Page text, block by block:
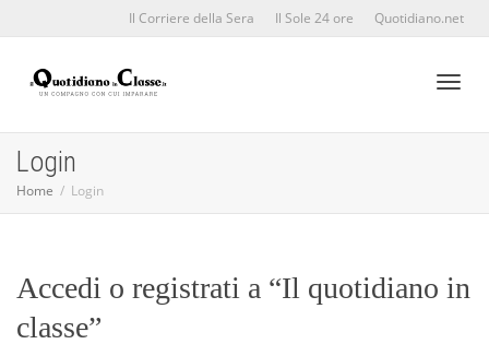
Il Corriere della Sera Il Sole 24 ore Quotidiano.net
Login
Home Login
Accedi o registrati a “Il quotidiano in
classe”